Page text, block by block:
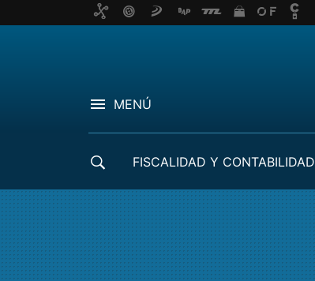
MENÚ
FISCALIDAD Y CONTABILIDAD